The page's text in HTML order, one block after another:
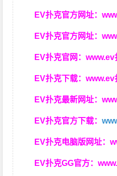
EV扑克官方网址：
EV扑克官方网址：
EV扑克官网：www.ev
EV扑克下载：www.ev
EV扑克最新网址：
EV扑克官方下载：
EV扑克电脑版网址：
EV扑克GG官方：